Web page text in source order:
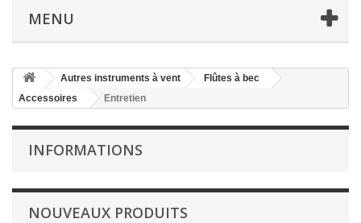
MENU
Autres instruments à vent
Flûtes à bec
Accessoires
Entretien
INFORMATIONS
NOUVEAUX PRODUITS